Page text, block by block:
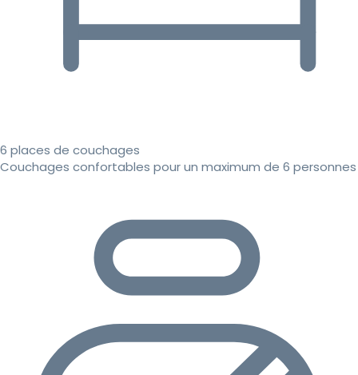
6 places de couchages
Couchages confortables pour un maximum de 6 personnes